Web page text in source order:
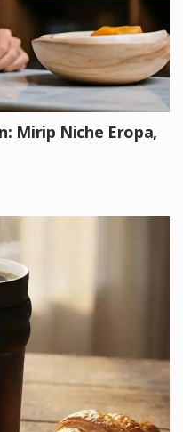
Mirip Niche Eropa,